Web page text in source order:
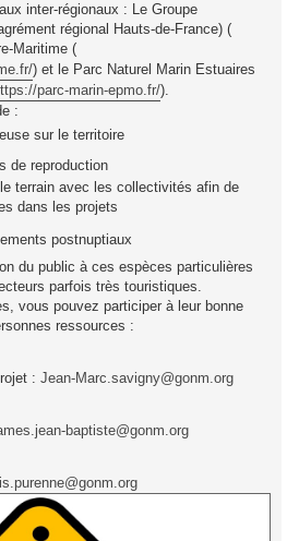
inter-régionaux : Le Groupe
régional Hauts-de-France) (
Maritime (
) et le Parc Naturel Marin Estuaires
parc-marin-epmo.fr/).
:
sur le territoire
de reproduction
terrain avec les collectivités afin de
dans les projets
postnuptiaux
du public à ces espèces particulières
parfois très touristiques.
vous pouvez participer à leur bonne
ressources :
: Jean-Marc.savigny@gonm.org
baptiste@gonm.org